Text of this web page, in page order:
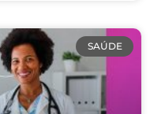
SAÚDE